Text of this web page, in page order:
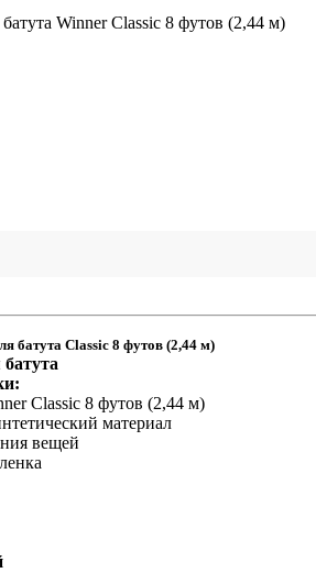
батута Classic 8 футов (2,44 м)
Classic 8 футов (2,44 м)
материал
вещей